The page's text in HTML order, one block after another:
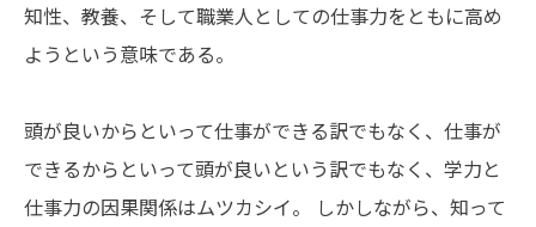
個人情報の取扱い
著作権について
Jp En
知性、教養、そして職業人としての仕事力をともに高め
ようという意味である。
頭が良いからといって仕事ができる訳でもなく、仕事が
できるからといって頭が良いという訳でもなく、学力と
仕事力の因果関係はムツカシイ。 しかしながら、知って